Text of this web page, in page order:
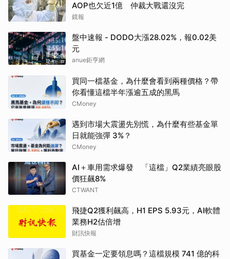
AOP也欠近1億 仲裁大戰還沒完
鏡報
盤中速報 - DODO大漲28.02%，報0.02美
元
anue鉅亨網
買同一檔基金，為什麼會看到兩種價格？帶
你看懂這檔半年漲逾五成的黑馬
CMoney
遇到市場大震盪先別慌，為什麼有些基金單
日就能強彈 3%？
CMoney
AI＋車用需求爆發 「這檔」Q2業績亮眼股
價狂飆8%
CTWANT
飛捷Q2獲利飆高，H1 EPS 5.93元，AI軟體
業務H2估倍增
財訊快報
買基金一定要領息嗎？這檔規模 741 億的科